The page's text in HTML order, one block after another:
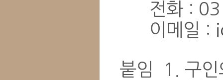
전화 :
이메일 :
붙임 1. 구인